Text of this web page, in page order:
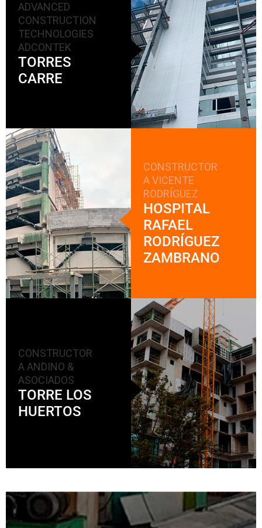
ADVANCED
CONSTRUCTION
TECHNOLOGIES
ADCONTEK
TORRES
CARRE
CONSTRUCTOR
A VICENTE
RODRÍGUEZ
HOSPITAL
RAFAEL
RODRÍGUEZ
ZAMBRANO
CONSTRUCTOR
A ANDINO &
ASOCIADOS
TORRE LOS
HUERTOS